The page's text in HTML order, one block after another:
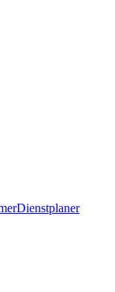
Dienstplaner